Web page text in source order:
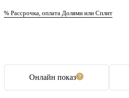
% Рассрочка, оплата Долями или Сплит
Онлайн показ